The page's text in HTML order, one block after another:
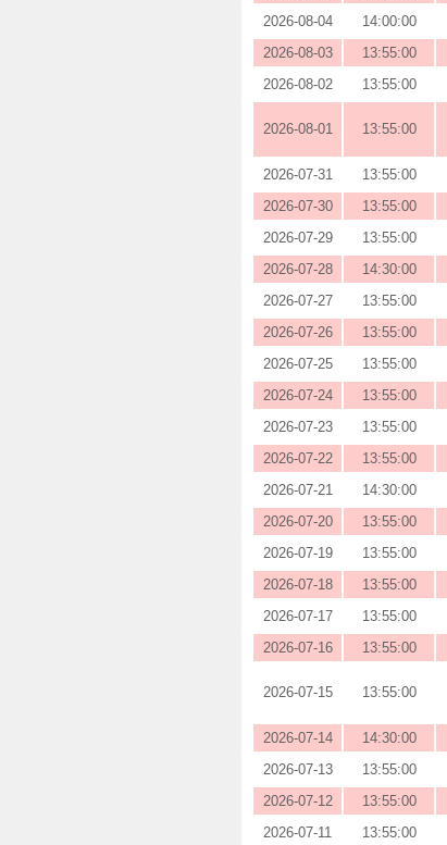
2026-08-04
14:00:00
2026-08-03
13:55:00
2026-08-02
13:55:00
2026-08-01 13:55:00
2026-07-31
13:55:00
2026-07-30
13:55:00
2026-07-29
13:55:00
2026-07-28
14:30:00
2026-07-27
13:55:00
2026-07-26
13:55:00
2026-07-25
13:55:00
2026-07-24
13:55:00
2026-07-23
13:55:00
2026-07-22
13:55:00
2026-07-21
14:30:00
2026-07-20
13:55:00
2026-07-19
13:55:00
2026-07-18
13:55:00
2026-07-17
13:55:00
2026-07-16
13:55:00
2026-07-15 13:55:00
2026-07-14
14:30:00
2026-07-13
13:55:00
2026-07-12
13:55:00
2026-07-11
13:55:00